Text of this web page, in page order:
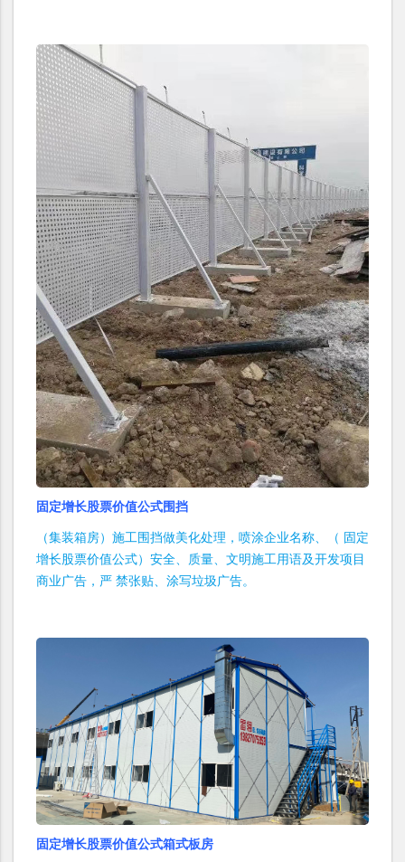
固定增长股票价值公式围挡
（集装箱房）施工围挡做美化处理，喷涂企业名称、（ 固定
增长股票价值公式）安全、质量、文明施工用语及开发项目
商业广告，严 禁张贴、涂写垃圾广告。
固定增长股票价值公式箱式板房